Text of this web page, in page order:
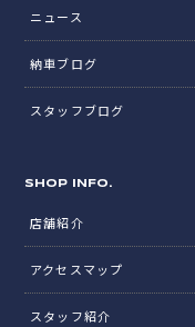
ニュース
納車ブログ
スタッフブログ
SHOP INFO.
店舗紹介
アクセスマップ
スタッフ紹介